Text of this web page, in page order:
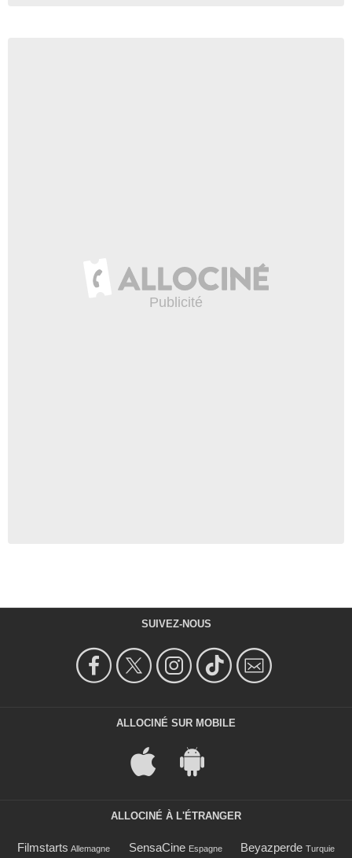
SUIVEZ-NOUS
ALLOCINÉ SUR MOBILE
ALLOCINÉ À L'ÉTRANGER
Filmstarts Allemagne SensaCine Espagne Beyazperde Turquie